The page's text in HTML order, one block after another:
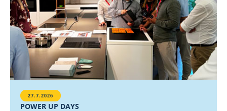
27.7.2026
POWER UP DAYS